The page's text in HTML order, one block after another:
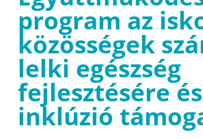
program az
közösségek
lelki egészség
fejlesztésére
inklúzió